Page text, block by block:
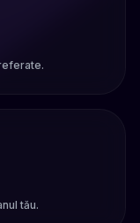
tău.